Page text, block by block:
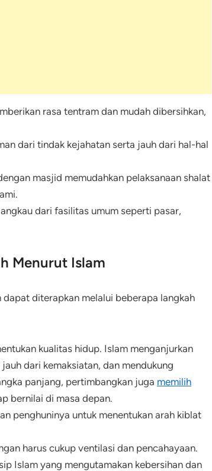
rasa tentram dan mudah dibersihkan,
dari tindak kejahatan serta jauh dari hal-hal
masjid memudahkan pelaksanaan shalat
dari fasilitas umum seperti pasar,
Menurut Islam
diterapkan melalui beberapa langkah
kualitas hidup. Islam menganjurkan
dari kemaksiatan, dan mendukung
panjang, pertimbangkan juga memilih
bernilai di masa depan.
penghuninya untuk menentukan arah kiblat
harus cukup ventilasi dan pencahayaan.
Islam yang mengutamakan kebersihan dan